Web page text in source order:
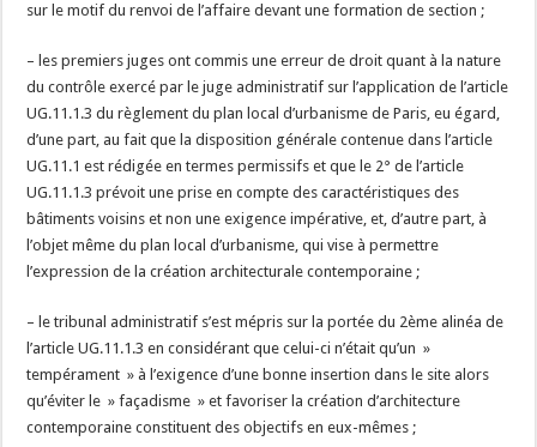
sur le motif du renvoi de l’affaire devant une formation de section ;
– les premiers juges ont commis une erreur de droit quant à la nature
du contrôle exercé par le juge administratif sur l’application de l’article
UG.11.1.3 du règlement du plan local d’urbanisme de Paris, eu égard,
d’une part, au fait que la disposition générale contenue dans l’article
UG.11.1 est rédigée en termes permissifs et que le 2° de l’article
UG.11.1.3 prévoit une prise en compte des caractéristiques des
bâtiments voisins et non une exigence impérative, et, d’autre part, à
l’objet même du plan local d’urbanisme, qui vise à permettre
l’expression de la création architecturale contemporaine ;
– le tribunal administratif s’est mépris sur la portée du 2ème alinéa de
l’article UG.11.1.3 en considérant que celui-ci n’était qu’un »
tempérament » à l’exigence d’une bonne insertion dans le site alors
qu’éviter le » façadisme » et favoriser la création d’architecture
contemporaine constituent des objectifs en eux-mêmes ;